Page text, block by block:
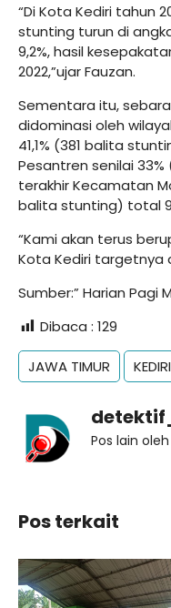
“Di Kota Kediri tahun
stunting turun di
9,2%, hasil
2022,”ujar Fauzan.
Sementara itu,
didominasi oleh
41,1% (381 balita
Pesantren senilai
terakhir Kecamatan
balita stunting) total
“Kami akan terus
Kota Kediri targetnya
Sumber:” Harian Pagi
Dibaca : 129
JAWA TIMUR KEDIRI
Pos lain
Pos terkait